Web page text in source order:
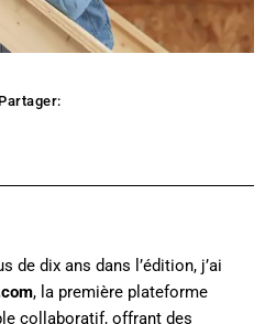
Partager:
de dix ans dans l’édition, j’ai
, la première plateforme
collaboratif, offrant des